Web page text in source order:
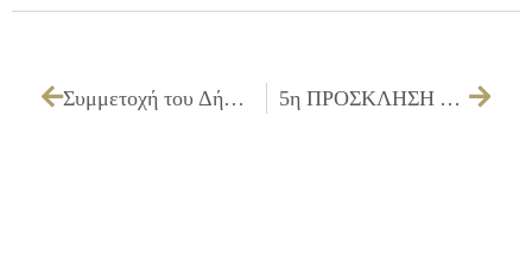
Συμμετοχή του Δήμου Ιλίου στην εκδήλωση με θέμα «Καλές πρακτικές υγιούς και ενεργού γήρανσης στην τοπική κοινωνία» 5η ΠΡΟΣΚΛΗΣΗ ΔΣ ΓΙΑ ΣΥΝΕΔΡΙΑΣΗ ΛΟΓΟΔΟΣΙΑΣ ΣΤΙΣ 29/10/2025